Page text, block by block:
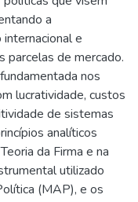
a
e
parcelas de mercado.
nos
lucratividade, custos
de sistemas
analíticos
da Firma e na
utilizado
(MAP), e os